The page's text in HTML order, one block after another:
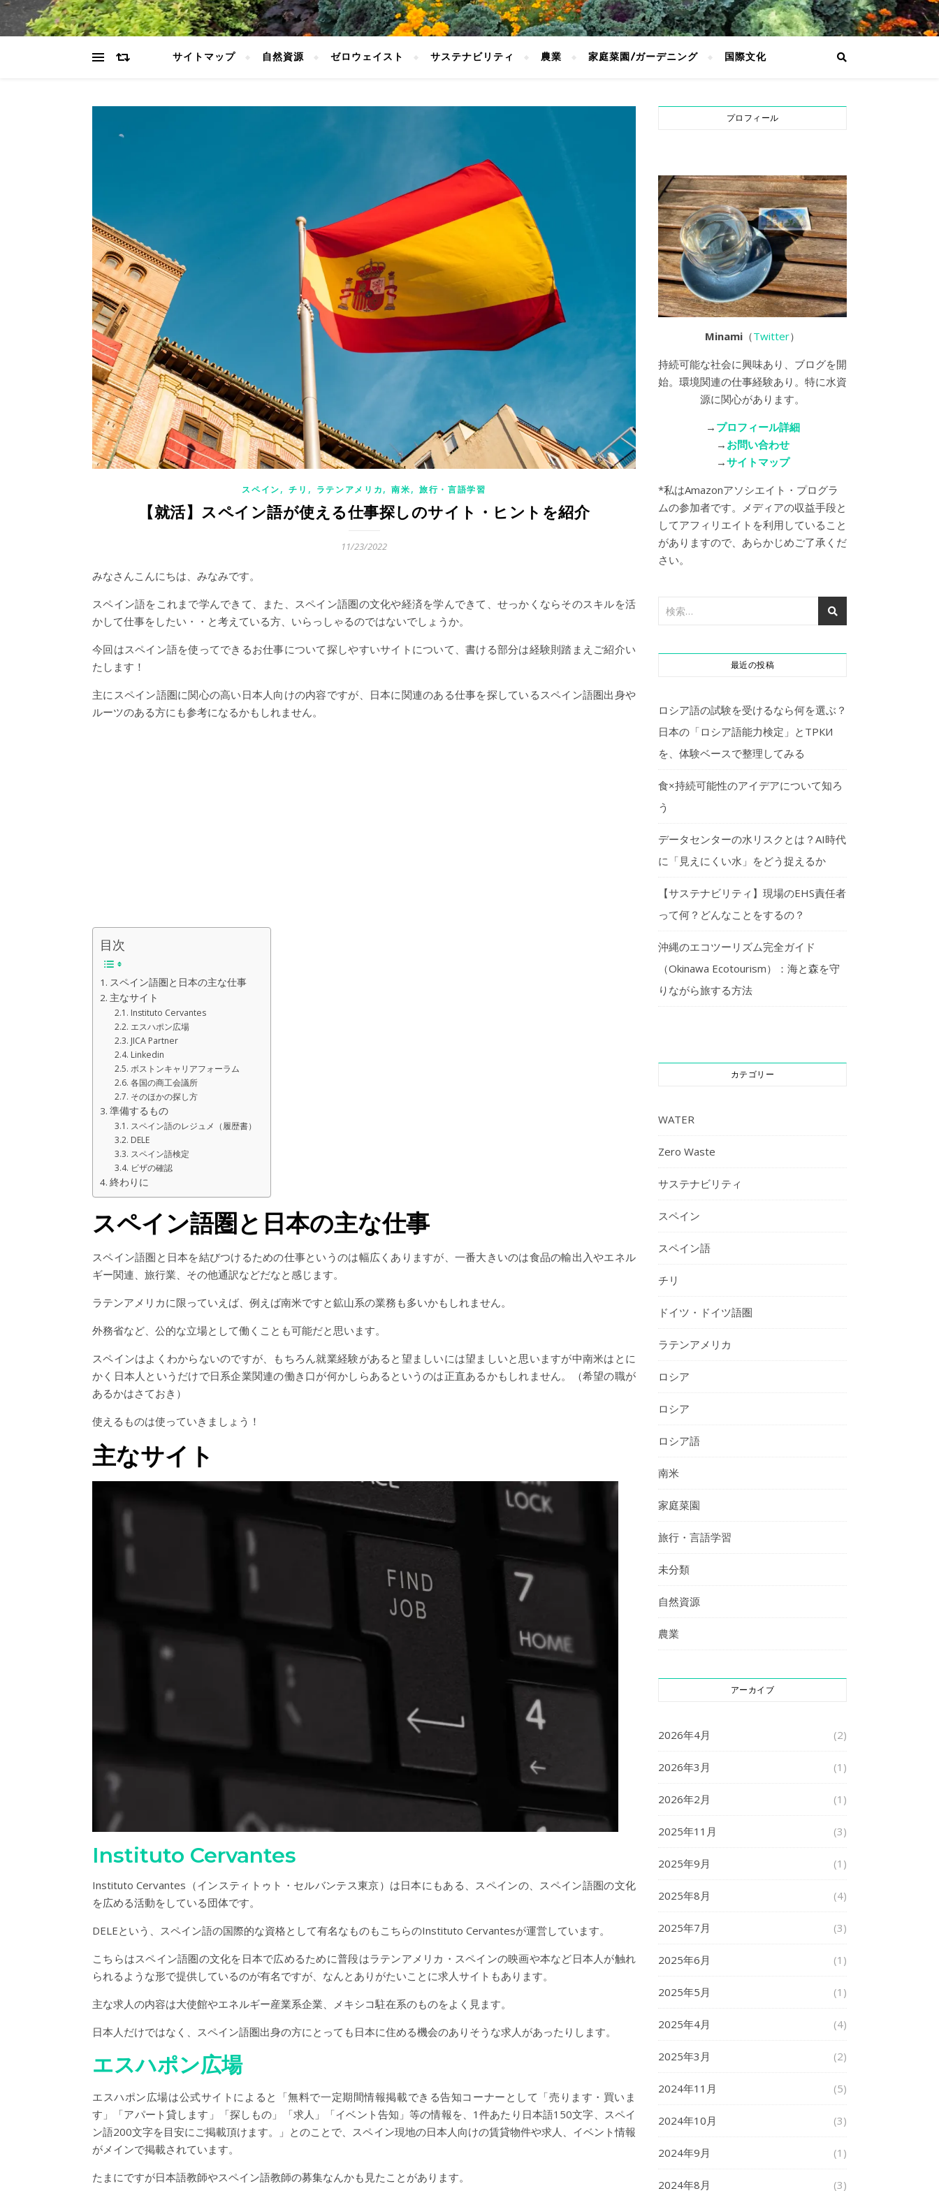
サイトマップ 自然資源 ゼロウェイスト サステナビリティ 農業 家庭菜園/ガーデニング 国際文化
スペイン,チリ , ラテンアメリカ,南米, 旅行・言語学習
【就活】スペイン語が使える仕事探しのサイト・ヒントを紹介
11/23/2022
みなさんこんにちは、みなみです。
スペイン語をこれまで学んできて、また、スペイン語圏の文化や経済を学んできて、せっかくならそのスキルを活
かして仕事をしたい・・と考えている方、いらっしゃるのではないでしょうか。
今回はスペイン語を使ってできるお仕事について探しやすいサイトについて、書ける部分は経験則踏まえご紹介い
たします！
主にスペイン語圏に関心の高い日本人向けの内容ですが、日本に関連のある仕事を探しているスペイン語圏出身や
ルーツのある方にも参考になるかもしれません。
目次
スペイン語圏と日本の主な仕事
主なサイト
Instituto Cervantes
エスハポン広場
JICA Partner
Linkedin
ボストンキャリアフォーラム
各国の商工会議所
そのほかの探し方
準備するもの
スペイン語のレジュメ（履歴書）
DELE
スペイン語検定
ビザの確認
終わりに
スペイン語圏と日本の主な仕事
スペイン語圏と日本を結びつけるための仕事というのは幅広くありますが、一番大きいのは食品の輸出入やエネル
ギー関連、旅行業、その他通訳などだなと感じます。
ラテンアメリカに限っていえば、例えば南米ですと鉱山系の業務も多いかもしれません。
外務省など、公的な立場として働くことも可能だと思います。
スペインはよくわからないのですが、もちろん就業経験があると望ましいには望ましいと思いますが中南米はとに
かく日本人というだけで日系企業関連の働き口が何かしらあるというのは正直あるかもしれません。（希望の職が
あるかはさておき）
使えるものは使っていきましょう！
主なサイト
Instituto Cervantes
Instituto Cervantes（インスティトゥト・セルバンテス東京）は日本にもある、スペインの、スペイン語圏の文化
を広める活動をしている団体です。
DELEという、スペイン語の国際的な資格として有名なものもこちらのInstituto Cervantesが運営しています。
こちらはスペイン語圏の文化を日本で広めるために普段はラテンアメリカ・スペインの映画や本など日本人が触れ
られるような形で提供しているのが有名ですが、なんとありがたいことに求人サイトもあります。
主な求人の内容は大使館やエネルギー産業系企業、メキシコ駐在系のものをよく見ます。
日本人だけではなく、スペイン語圏出身の方にとっても日本に住める機会のありそうな求人があったりします。
エスハポン広場
エスハポン広場は公式サイトによると「無料で一定期間情報掲載できる告知コーナーとして「売ります・買いま
す」「アパート貸します」「探しもの」「求人」「イベント告知」等の情報を、1件あたり日本語150文字、スペイ
ン語200文字を目安にご掲載頂けます。」とのことで、スペイン現地の日本人向けの賃貸物件や求人、イベント情報
がメインで掲載されています。
たまにですが日本語教師やスペイン語教師の募集なんかも見たことがあります。
プロフィール
Minami （Twitter）
持続可能な社会に興味あり、ブログを開
始。環境関連の仕事経験あり。特に水資
源に関心があります。
→ プロフィール詳細
→ お問い合わせ
→サイトマップ
*私はAmazonアソシエイト・プログラ
ムの参加者です。メディアの収益手段と
してアフィリエイトを利用していること
がありますので、あらかじめご了承くだ
さい。
最近の投稿
ロシア語の試験を受けるなら何を選ぶ？
日本の「ロシア語能力検定」とТРКИ
を、体験ベースで整理してみる
食×持続可能性のアイデアについて知ろ
う
データセンターの水リスクとは？AI時代
に「見えにくい水」をどう捉えるか
【サステナビリティ】現場のEHS責任者
って何？どんなことをするの？
沖縄のエコツーリズム完全ガイド
（Okinawa Ecotourism）：海と森を守
りながら旅する方法
カテゴリー
WATER
Zero Waste
サステナビリティ
スペイン
スペイン語
チリ
ドイツ・ドイツ語圏
ラテンアメリカ
ロシア
ロシア
ロシア語
南米
家庭菜園
旅行・言語学習
未分類
自然資源
農業
アーカイブ
2026年4月 (2)
2026年3月 (1)
2026年2月 (1)
2025年11月 (3)
2025年9月 (1)
2025年8月 (4)
2025年7月 (3)
2025年6月 (1)
2025年5月 (1)
2025年4月 (4)
2025年3月 (2)
2024年11月 (5)
2024年10月 (3)
2024年9月 (1)
2024年8月 (3)